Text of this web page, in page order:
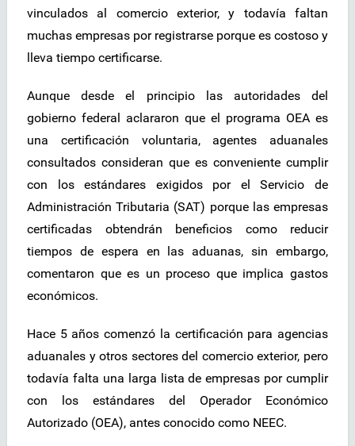
vinculados al comercio exterior, y todavía faltan
muchas empresas por registrarse porque es costoso y
lleva tiempo certificarse.
Aunque desde el principio las autoridades del
gobierno federal aclararon que el programa OEA es
una certificación voluntaria, agentes aduanales
consultados consideran que es conveniente cumplir
con los estándares exigidos por el Servicio de
Administración Tributaria (SAT) porque las empresas
certificadas obtendrán beneficios como reducir
tiempos de espera en las aduanas, sin embargo,
comentaron que es un proceso que implica gastos
económicos.
Hace 5 años comenzó la certificación para agencias
aduanales y otros sectores del comercio exterior, pero
todavía falta una larga lista de empresas por cumplir
con los estándares del Operador Económico
Autorizado (OEA), antes conocido como NEEC.